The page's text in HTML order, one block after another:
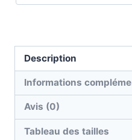
Description
Informations
Avis (0)
Tableau des tailles